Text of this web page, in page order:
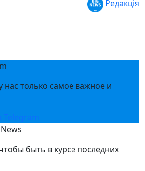
Редакція
нас только самое важное и
Telegram
быть в курсе последних